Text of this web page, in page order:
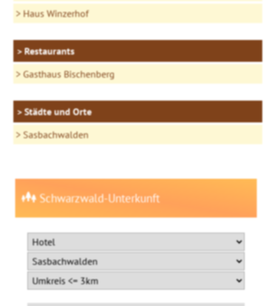
Haus Winzerhof
Restaurants
Gasthaus Bischenberg
Städte und Orte
Sasbachwalden
Schwarzwald-Unterkunft